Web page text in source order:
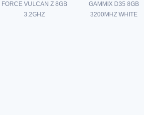
FORCE VULCAN Z 8GB
3.2GHZ
GAMMIX D35 8GB
3200MHZ WHITE